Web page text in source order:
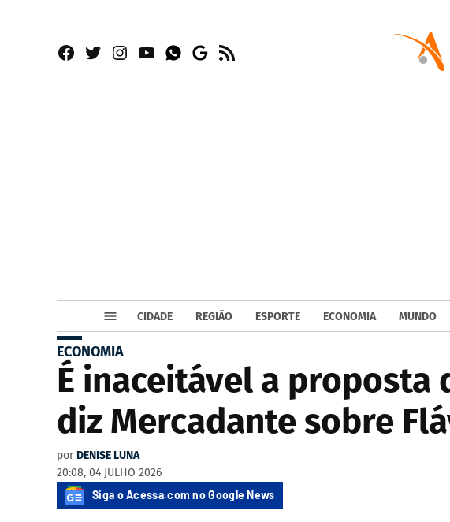
Facebook
TwitterInstagram
YouTubeWhatsapp
Google
RSS
CIDADE REGIÃO ESPORTE ECONOMIA MUNDO
ECONOMIA
É inaceitável a proposta
diz Mercadante sobre
por DENISE LUNA
20:08, 04 JULHO 2026
Siga o Acessa.com no Google News